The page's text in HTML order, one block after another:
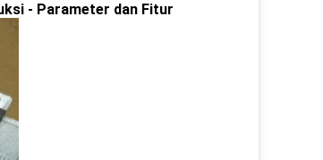
- Parameter dan Fitur